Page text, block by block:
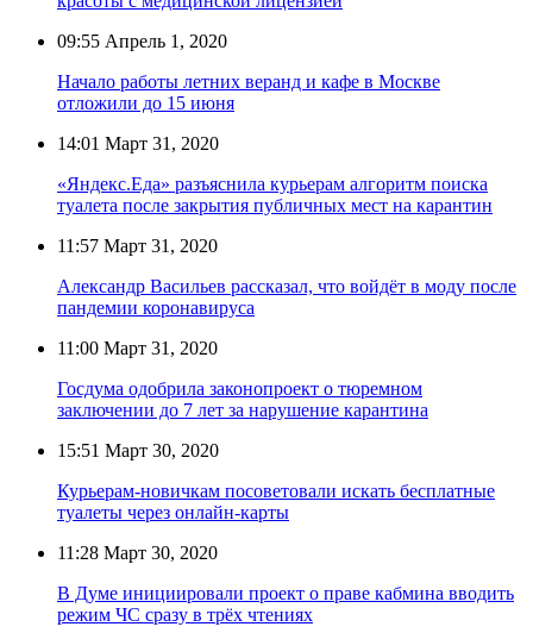
09:55 Апрель 1, 2020
Начало работы летних веранд и кафе в Москве
отложили до 15 июня
14:01 Март 31, 2020
«Яндекс.Еда» разъяснила курьерам алгоритм поиска
туалета после закрытия публичных мест на карантин
11:57 Март 31, 2020
Александр Васильев рассказал, что войдёт в моду после
пандемии коронавируса
11:00 Март 31, 2020
Госдума одобрила законопроект о тюремном
заключении до 7 лет за нарушение карантина
15:51 Март 30, 2020
Курьерам-новичкам посоветовали искать бесплатные
туалеты через онлайн-карты
11:28 Март 30, 2020
В Думе инициировали проект о праве кабмина вводить
режим ЧС сразу в трёх чтениях